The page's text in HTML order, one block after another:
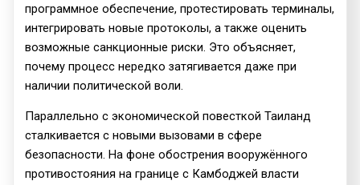
программное обеспечение, протестировать терминалы,
интегрировать новые протоколы, а также оценить
возможные санкционные риски. Это объясняет,
почему процесс нередко затягивается даже при
наличии политической воли.
Параллельно с экономической повесткой Таиланд
сталкивается с новыми вызовами в сфере
безопасности. На фоне обострения вооружённого
противостояния на границе с Камбоджей власти